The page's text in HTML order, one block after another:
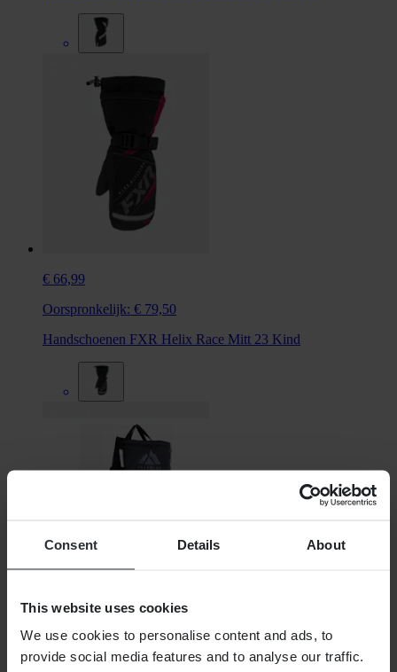
Consent Details About
This website uses cookies
We use cookies to personalise content and ads, to
provide social media features and to analyse our traffic.
€ 66,99
Oorspronkelijk: € 79,50
Handschoenen FXR Helix Race Mitt 23 Kind
€ 64,99